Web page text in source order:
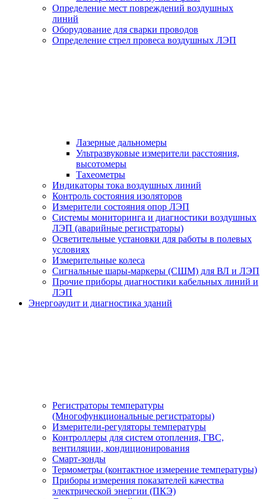
Определение мест повреждений воздушных
линий
Оборудование для сварки проводов
Определение стрел провеса воздушных ЛЭП
Лазерные дальномеры
Ультразвуковые измерители расстояния,
высотомеры
Тахеометры
Индикаторы тока воздушных линий
Контроль состояния изоляторов
Измерители состояния опор ЛЭП
Системы мониторинга и диагностики воздушных
ЛЭП (аварийные регистраторы)
Осветительные установки для работы в полевых
условиях
Измерительные колеса
Сигнальные шары-маркеры (СШМ) для ВЛ и ЛЭП
Прочие приборы диагностики кабельных линий и
ЛЭП
Энергоаудит и диагностика зданий
Регистраторы температуры
(Многофункциональные регистраторы)
Измерители-регуляторы температуры
Контроллеры для систем отопления, ГВС,
вентиляции, кондиционирования
Смарт-зонды
Термометры (контактное измерение температуры)
Приборы измерения показателей качества
электрической энергии (ПКЭ)